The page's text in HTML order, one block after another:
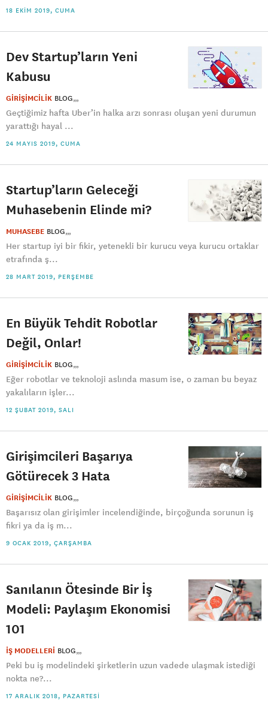
18 EKIM 2019, CUMA
Dev Startup’ların Yeni
Kabusu
GİRİŞİMCİLİK BLOG
Geçtiğimiz hafta Uber’in halka arzı sonrası oluşan yeni durumun
yarattığı hayal ...
24 MAYIS 2019, CUMA
Startup’ların Geleceği
Muhasebenin Elinde mi?
MUHASEBE BLOG
Her startup iyi bir fikir, yetenekli bir kurucu veya kurucu ortaklar
etrafında ş...
28 MART 2019, PERŞEMBE
En Büyük Tehdit Robotlar
Değil, Onlar!
GİRİŞİMCİLİK BLOG
Eğer robotlar ve teknoloji aslında masum ise, o zaman bu beyaz
yakalıların işler...
12 ŞUBAT 2019, SALI
Girişimcileri Başarıya
Götürecek 3 Hata
GİRİŞİMCİLİK BLOG
Başarısız olan girişimler incelendiğinde, birçoğunda sorunun iş
fikri ya da iş m...
9 OCAK 2019, ÇARŞAMBA
Sanılanın Ötesinde Bir İş
Modeli: Paylaşım Ekonomisi
101
İŞ MODELLERİ BLOG
Peki bu iş modelindeki şirketlerin uzun vadede ulaşmak istediği
nokta ne?...
17 ARALIK 2018, PAZARTESI